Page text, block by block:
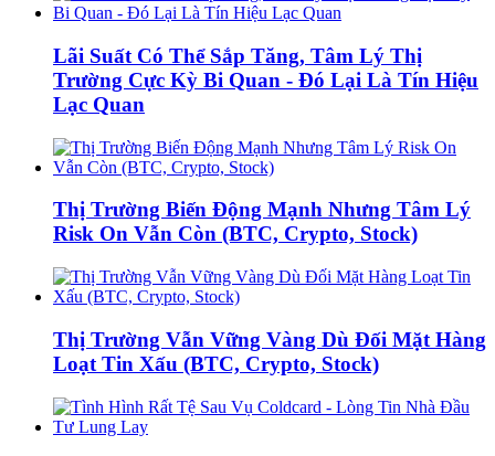
Lãi Suất Có Thể Sắp Tăng, Tâm Lý Thị
Trường Cực Kỳ Bi Quan - Đó Lại Là Tín Hiệu
Lạc Quan
Thị Trường Biến Động Mạnh Nhưng Tâm Lý
Risk On Vẫn Còn (BTC, Crypto, Stock)
Thị Trường Vẫn Vững Vàng Dù Đối Mặt Hàng
Loạt Tin Xấu (BTC, Crypto, Stock)